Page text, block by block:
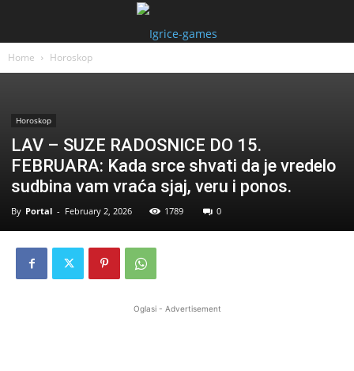
Home Horoskop
Horoskop
LAV – SUZE RADOSNICE DO 15.
FEBRUARA: Kada srce shvati da je vredelo
sudbina vam vraća sjaj, veru i ponos.
By Portal - February 2, 2026 1789 0
Oglasi - Advertisement